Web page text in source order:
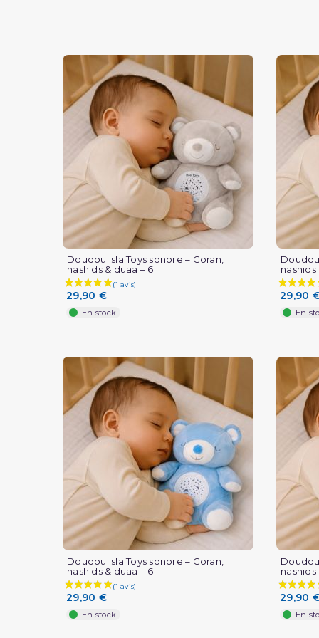
Doudou Isla Toys sonore – Coran,
nashids & duaa – 6...
29,90 €
En stock
nashids
29,90
En
Doudou Isla Toys sonore – Coran,
nashids & duaa – 6...
29,90 €
En stock
nashids
29,90
En